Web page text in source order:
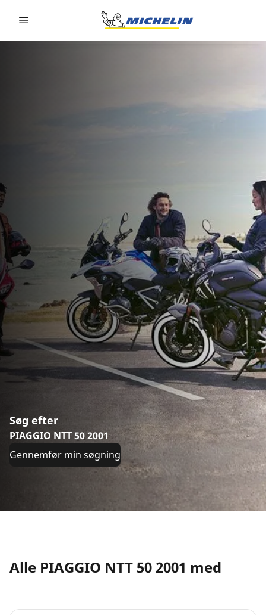
Søg efter
PIAGGIO NTT 50 2001
Gennemfør min søgning
Alle PIAGGIO NTT 50 2001 med